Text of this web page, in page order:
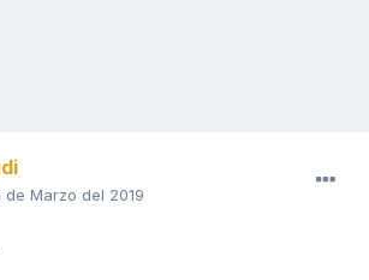
de Marzo del 2019